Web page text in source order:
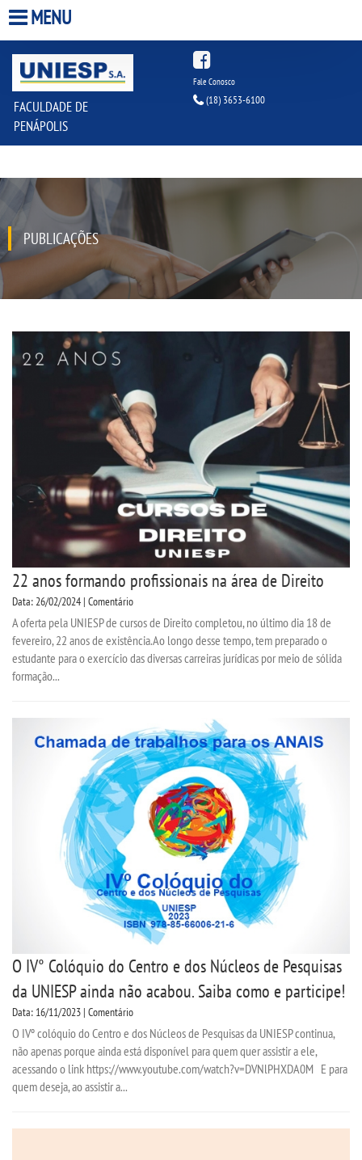
HOME
A FACULDADE
QUEM SOMOS
ESTÁGIOS
INFRAESTRUTURA
BIBLIOTECA
CURSOS
BACHARELADOS
LICENCIATURAS
TECNOLÓGICOS
TRANSFERÊNCIA
SEGUNDA GRADUAÇÃO
MATRÍCULA
DESTAQUES
UNIESP NEWS
BLOG CONEXÃO UNIESP
LOGIN
MENU
Fale Conosco
(18) 3653-6100
FACULDADE DE
PENÁPOLIS
PUBLICAÇÕES
22 anos formando profissionais na área de Direito
Data: 26/02/2024 | Comentário
A oferta pela UNIESP de cursos de Direito completou, no último dia 18 de
fevereiro, 22 anos de existência.Ao longo desse tempo, tem preparado o
estudante para o exercício das diversas carreiras jurídicas por meio de sólida
formação...
O IV° Colóquio do Centro e dos Núcleos de Pesquisas
da UNIESP ainda não acabou. Saiba como e participe!
Data: 16/11/2023 | Comentário
O IVº colóquio do Centro e dos Núcleos de Pesquisas da UNIESP continua,
não apenas porque ainda está disponível para quem quer assistir a ele,
acessando o link https://www.youtube.com/watch?v=DVNlPHXDA0M E para
quem deseja, ao assistir a...